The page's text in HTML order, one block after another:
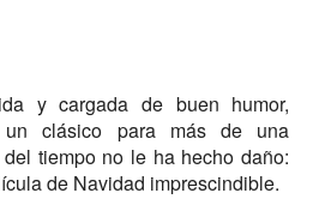
y cargada de buen humor,
clásico para más de una
tiempo no le ha hecho daño:
de Navidad imprescindible.